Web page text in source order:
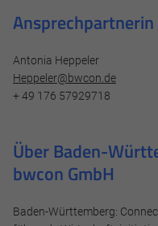
Antonia Heppeler
Heppeler@bwcon.de
+ 49 176 57929718
Über Baden-
bwcon GmbH
Baden-Württemberg: